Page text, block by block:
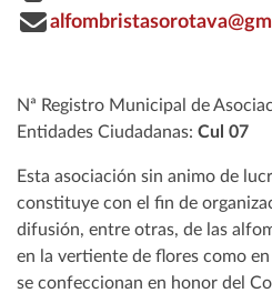
Nª Registro Municipal de
Entidades Ciudadanas: Cul 07
Esta asociación sin animo de
constituye con el fin de
difusión, entre otras, de las
en la vertiente de flores como
se confeccionan en honor del